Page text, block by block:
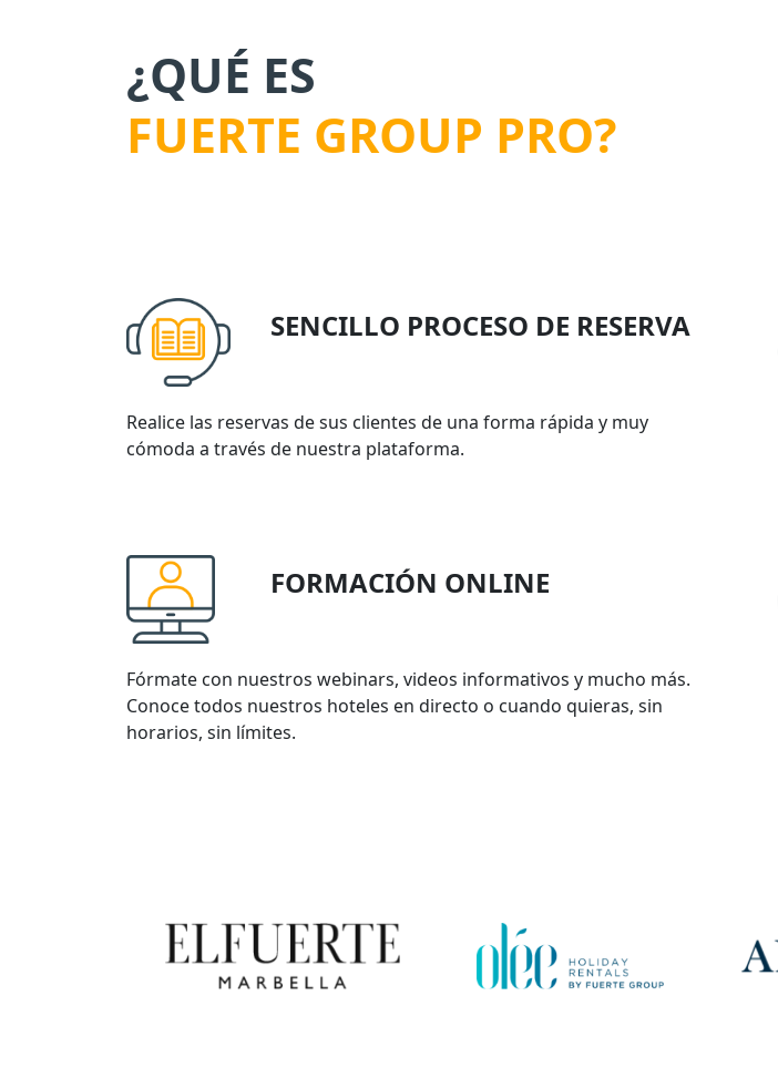
¿QUÉ ES
FUERTE GROUP PRO?
SENCILLO PROCESO DE RESERVA
Realice las reservas de sus clientes de una forma rápida y muy
cómoda a través de nuestra plataforma.
FORMACIÓN ONLINE
Fórmate con nuestros webinars, videos informativos y mucho más.
Conoce todos nuestros hoteles en directo o cuando quieras, sin
horarios, sin límites.